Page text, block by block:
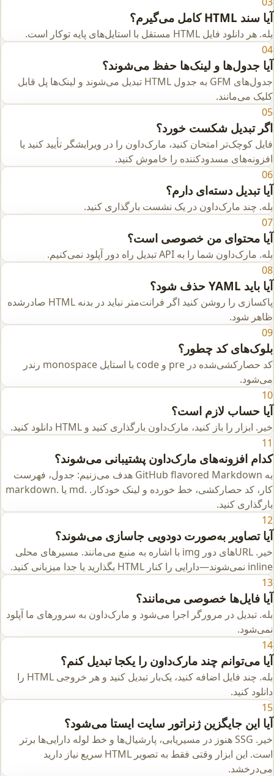
آیا سند HTML کامل می‌گیرم؟
بله. هر دانلود فایل HTML مستقل با استایل‌های پایه توکار است.
04
آیا جدول‌ها و لینک‌ها حفظ می‌شوند؟
جدول‌های GFM به جدول HTML تبدیل می‌شوند و لینک‌ها پل قابل
کلیک می‌مانند.
05
اگر تبدیل شکست خورد؟
فایل کوچک‌تر امتحان کنید، مارک‌داون را در ویرایشگر تأیید کنید یا
افزونه‌های مسدودکننده را خاموش کنید.
06
آیا تبدیل دسته‌ای دارم؟
بله. چند مارک‌داون در یک نشست بارگذاری کنید.
07
آیا محتوای من خصوصی است؟
بله. مارک‌داون شما را به API تبدیل راه دور آپلود نمی‌کنیم.
08
آیا باید YAML حذف شود؟
پاکسازی را روشن کنید اگر فرانت‌متر نباید در بدنه HTML صادرشده
ظاهر شود.
09
بلوک‌های کد چطور؟
کد حصارکشی‌شده در pre و code با استایل monospace رندر
می‌شود.
10
آیا حساب لازم است؟
خیر. ابزار را باز کنید، مارک‌داون بارگذاری کنید و HTML دانلود کنید.
11
کدام افزونه‌های مارک‌داون پشتیبانی می‌شوند؟
به GitHub flavored Markdown هدف می‌زنیم: جدول، فهرست
کار، کد حصارکشی، خط خورده و لینک خودکار. .md یا .markdown
بارگذاری کنید.
12
آیا تصاویر به‌صورت دودویی جاسازی می‌شوند؟
خیر. URLهای دور img با اشاره به منبع می‌مانند. مسیرهای محلی
inline نمی‌شوند—دارایی را کنار HTML بگذارید یا جدا میزبانی کنید.
13
آیا فایل‌ها خصوصی می‌مانند؟
بله. تبدیل در مرورگر اجرا می‌شود و مارک‌داون به سرورهای ما آپلود
نمی‌شود.
14
آیا می‌توانم چند مارک‌داون را یکجا تبدیل کنم؟
بله. چند فایل اضافه کنید، یک‌بار تبدیل کنید و هر خروجی HTML را
دانلود کنید.
15
آیا این جایگزین ژنراتور سایت ایستا می‌شود؟
خیر. SSG هنوز در مسیریابی، پارشیال‌ها و خط لوله دارایی‌ها برتر
است. این ابزار وقتی فقط به تصویر HTML سریع نیاز دارید
می‌درخشد.